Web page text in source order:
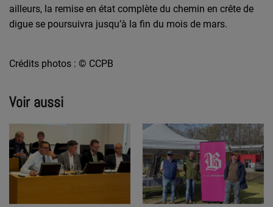
ailleurs, la remise en état complète du chemin en crête de
digue se poursuivra jusqu’à la fin du mois de mars.
Crédits photos : © CCPB
Voir aussi